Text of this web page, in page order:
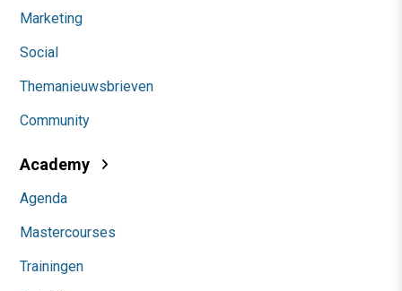
Marketing
Social
Themanieuwsbrieven
Community
Academy
Agenda
Mastercourses
Trainingen